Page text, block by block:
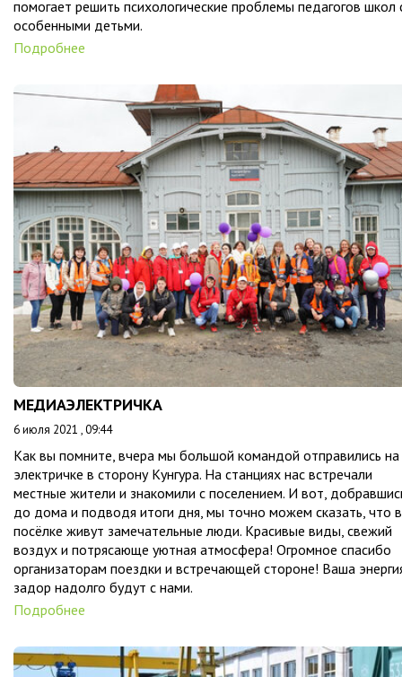
помогает решить психологические проблемы педагогов школ
особенными детьми.
Подробнее
МЕДИАЭЛЕКТРИЧКА
6 июля 2021 , 09:44
Как вы помните, вчера мы большой командой отправились на
электричке в сторону Кунгура. На станциях нас встречали
местные жители и знакомили с поселением. И вот,
до дома и подводя итоги дня, мы точно можем сказать, что в
посёлке живут замечательные люди. Красивые виды, свежий
воздух и потрясающе уютная атмосфера! Огромное спасибо
организаторам поездки и встречающей стороне! Ваша
задор надолго будут с нами.
Подробнее